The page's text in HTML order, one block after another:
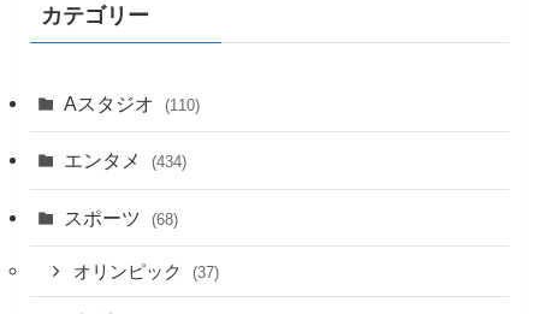
カテゴリー
Aスタジオ (110)
エンタメ (434)
スポーツ (68)
オリンピック (37)